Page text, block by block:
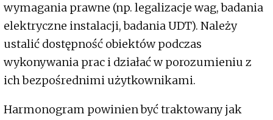
wymagania prawne (np. legalizacje wag, badania
elektryczne instalacji, badania UDT). Należy
ustalić dostępność obiektów podczas
wykonywania prac i działać w porozumieniu z
ich bezpośrednimi użytkownikami.
Harmonogram powinien być traktowany jak